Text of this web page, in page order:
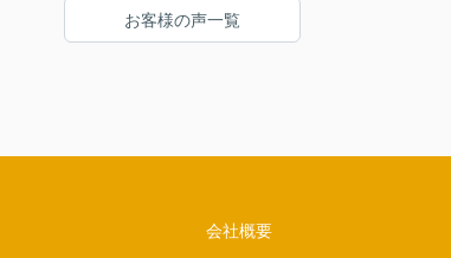
お客様の声一覧
会社概要